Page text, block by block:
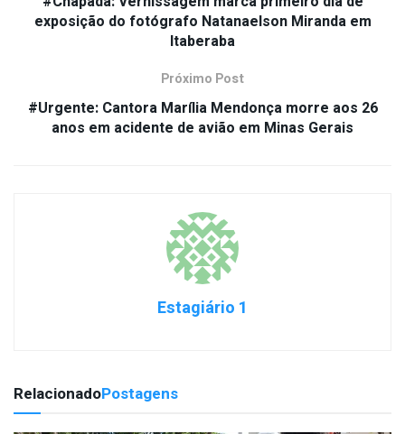
exposição do fotógrafo Natanaelson Miranda em
Itaberaba
Próximo Post
#Urgente: Cantora Marília Mendonça morre aos 26
anos em acidente de avião em Minas Gerais
Estagiário 1
RelacionadoPostagens